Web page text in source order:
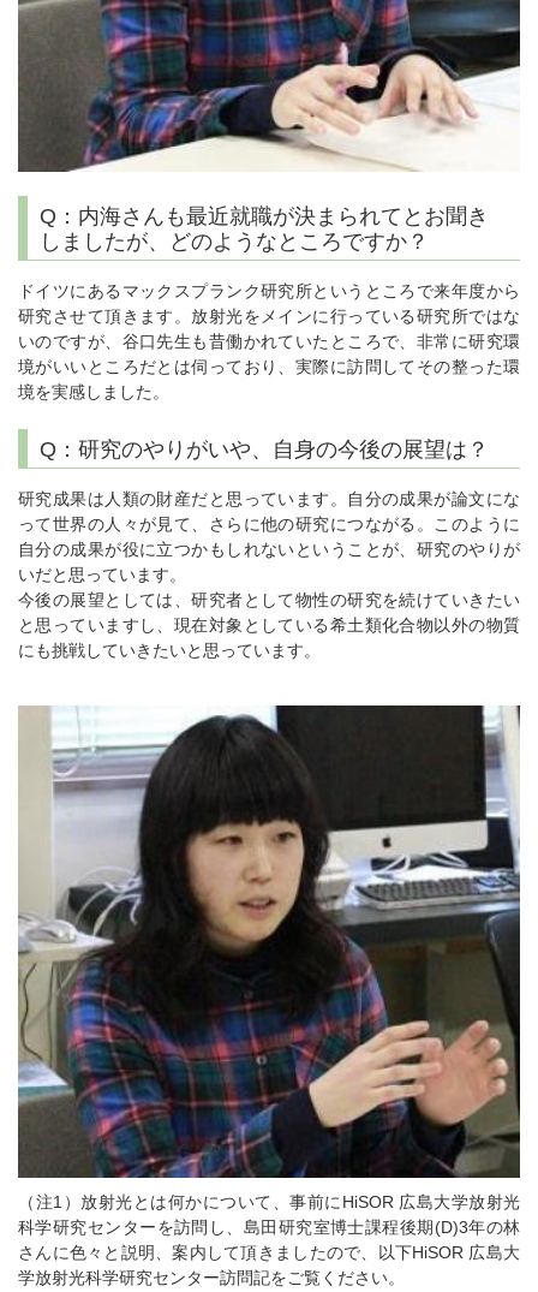
Q：内海さんも最近就職が決まられてとお聞き
しましたが、どのようなところですか？
ドイツにあるマックスプランク研究所というところで来年度から
研究させて頂きます。放射光をメインに行っている研究所ではな
いのですが、谷口先生も昔働かれていたところで、非常に研究環
境がいいところだとは伺っており、実際に訪問してその整った環
境を実感しました。
Q：研究のやりがいや、自身の今後の展望は？
研究成果は人類の財産だと思っています。自分の成果が論文にな
って世界の人々が見て、さらに他の研究につながる。このように
自分の成果が役に立つかもしれないということが、研究のやりが
いだと思っています。
今後の展望としては、研究者として物性の研究を続けていきたい
と思っていますし、現在対象としている希土類化合物以外の物質
にも挑戦していきたいと思っています。
（注1）放射光とは何かについて、事前にHiSOR 広島大学放射光
科学研究センターを訪問し、島田研究室博士課程後期(D)3年の林
さんに色々と説明、案内して頂きましたので、以下HiSOR 広島大
学放射光科学研究センター訪問記をご覧ください。